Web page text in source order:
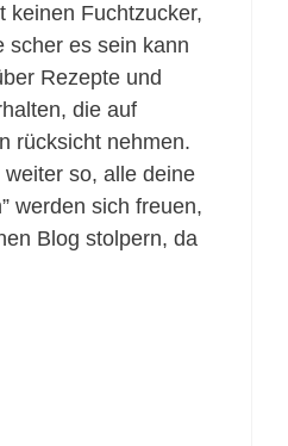
keinen Fuchtzucker,
scher es sein kann
Rezepte und
die auf
rücksicht nehmen.
so, alle deine
werden sich freuen,
Blog stolpern, da